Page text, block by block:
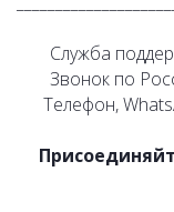
Служба
Звонок по
Телефон,